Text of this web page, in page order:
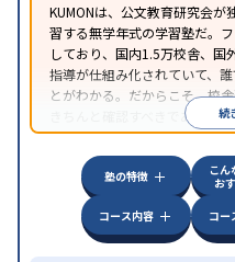
KUMONは、公文教育研究会
習する無学年式の学習塾だ。
しており、国内1.5万校舎、国
指導が仕組み化されていて、
とがわかる。だからこそ、校
きちんと確認すべきである。
方見学してみることをオスス
続
塾の特徴
こん
お
コース内容
コー